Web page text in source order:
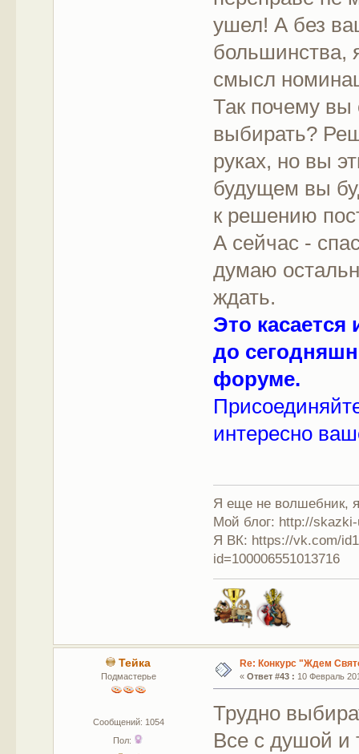
ушел! А без
большинства,
смысл
Так почему вы
выбирать?
руках, но вы
будущем вы
к решению
А сейчас -
думаю
ждать.
Это
до
форуме.
интересно
Я еще не волшебник,
Мой блог: http://
Я ВК: https://vk.com/
id=100006551013716
Тейка
Подмастерье
Сообщений: 1054
Пол:
Re: Конкурс "Ждем
« Ответ #43 : 10 Февраль
Трудно
Все с душой и